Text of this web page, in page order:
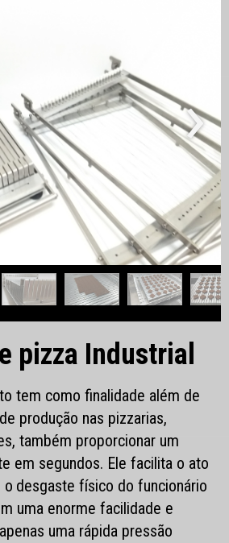
›
pizza Industrial
tem como finalidade além de
produção nas pizzarias,
também proporcionar um
em segundos. Ele facilita o ato
o desgaste físico do funcionário
uma enorme facilidade e
uma rápida pressão